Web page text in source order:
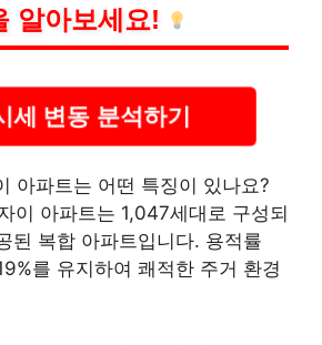
알아보세요!
세 변동 분석하기
아파트는 어떤 특징이 있나요?
이 아파트는 1,047세대로 구성되
된 복합 아파트입니다. 용적률
를 유지하여 쾌적한 주거 환경